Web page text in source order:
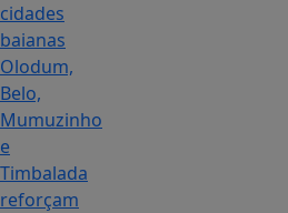
cidades
baianas
Olodum,
Belo,
Mumuzinho
e
Timbalada
reforçam